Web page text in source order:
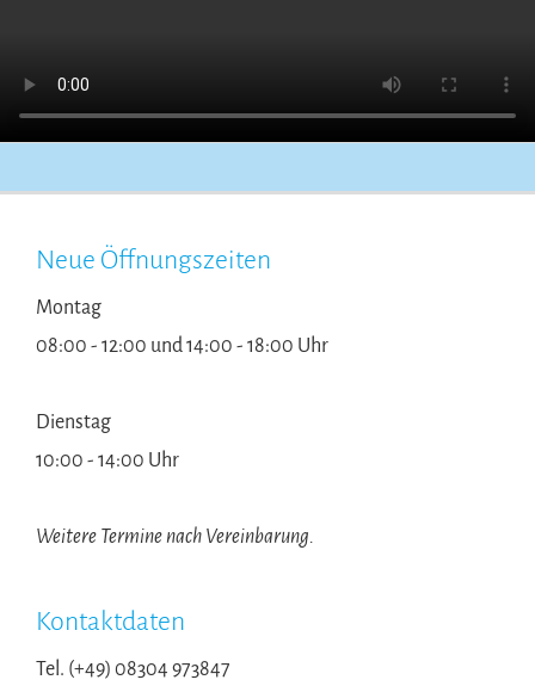
Neue Öffnungszeiten
Montag
08:00 - 12:00 und 14:00 - 18:00 Uhr
Dienstag
10:00 - 14:00 Uhr
Weitere Termine nach Vereinbarung.
Kontaktdaten
Tel. (+49) 08304 973847